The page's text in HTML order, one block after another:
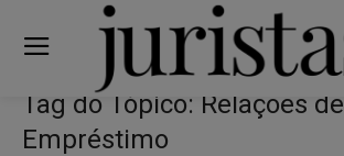
Tag do Tópico: Relações de
Empréstimo